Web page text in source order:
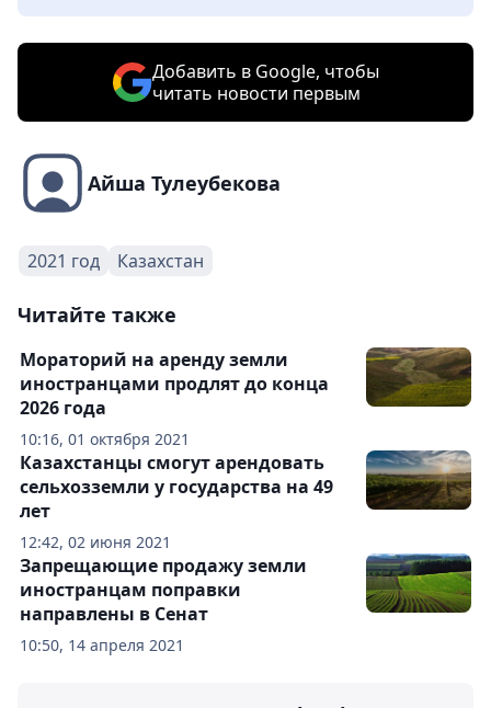
Добавить в Google, чтобы
читать новости первым
Айша Тулеубекова
2021 год Казахстан
Читайте также
10:16, 01 октября 2021
Мораторий на аренду земли
иностранцами продлят до конца
2026 года
12:42, 02 июня 2021
Казахстанцы смогут арендовать
сельхозземли у государства на 49
лет
10:50, 14 апреля 2021
Запрещающие продажу земли
иностранцам поправки
направлены в Сенат